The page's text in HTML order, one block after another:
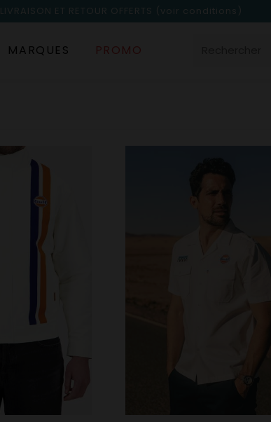
LIVRAISON ET RETOUR OFFERTS (voir conditions)
MARQUES PROMO